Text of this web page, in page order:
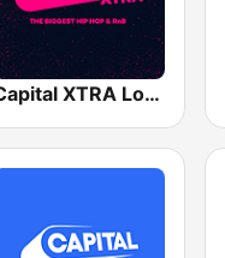
Capital XTRA London